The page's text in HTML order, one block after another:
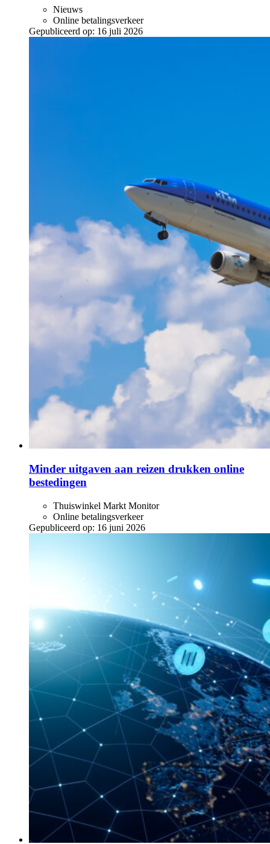
Nieuws
Online betalingsverkeer
Gepubliceerd op: 16 juli 2026
Minder uitgaven aan reizen drukken online
bestedingen
Thuiswinkel Markt Monitor
Online betalingsverkeer
Gepubliceerd op: 16 juni 2026